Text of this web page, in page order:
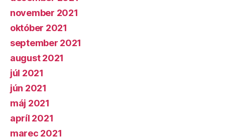
november 2021
október 2021
september 2021
august 2021
júl 2021
jún 2021
máj 2021
apríl 2021
marec 2021